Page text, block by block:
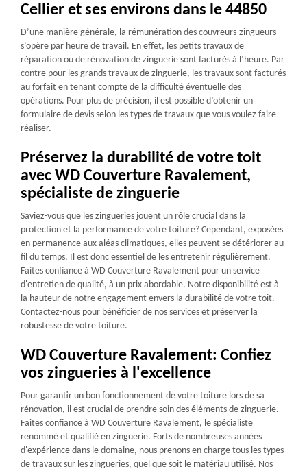
Cellier et ses environs dans le 44850
D’une manière générale, la rémunération des couvreurs-zingueurs
s’opère par heure de travail. En effet, les petits travaux de
réparation ou de rénovation de zinguerie sont facturés à l’heure. Par
contre pour les grands travaux de zinguerie, les travaux sont facturés
au forfait en tenant compte de la difficulté éventuelle des
opérations. Pour plus de précision, il est possible d’obtenir un
formulaire de devis selon les types de travaux que vous voulez faire
réaliser.
Préservez la durabilité de votre toit
avec WD Couverture Ravalement,
spécialiste de zinguerie
Saviez-vous que les zingueries jouent un rôle crucial dans la
protection et la performance de votre toiture? Cependant, exposées
en permanence aux aléas climatiques, elles peuvent se détériorer au
fil du temps. Il est donc essentiel de les entretenir régulièrement.
Faites confiance à WD Couverture Ravalement pour un service
d'entretien de qualité, à un prix abordable. Notre disponibilité est à
la hauteur de notre engagement envers la durabilité de votre toit.
Contactez-nous pour bénéficier de nos services et préserver la
robustesse de votre toiture.
WD Couverture Ravalement: Confiez
vos zingueries à l'excellence
Pour garantir un bon fonctionnement de votre toiture lors de sa
rénovation, il est crucial de prendre soin des éléments de zinguerie.
Faites confiance à WD Couverture Ravalement, le spécialiste
renommé et qualifié en zinguerie. Forts de nombreuses années
d'expérience dans le domaine, nous prenons en charge tous les types
de travaux sur les zingueries, quel que soit le matériau utilisé. Nos